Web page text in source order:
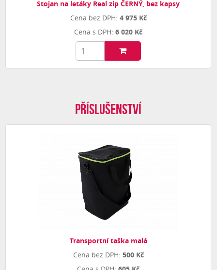
Stojan na letáky Real zip ČERNÝ, bez kapsy
4 975 Kč
6 020 Kč
Příslušenství
Transportní taška malá
500 Kč